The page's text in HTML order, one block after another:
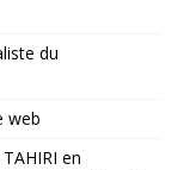
du
web
en